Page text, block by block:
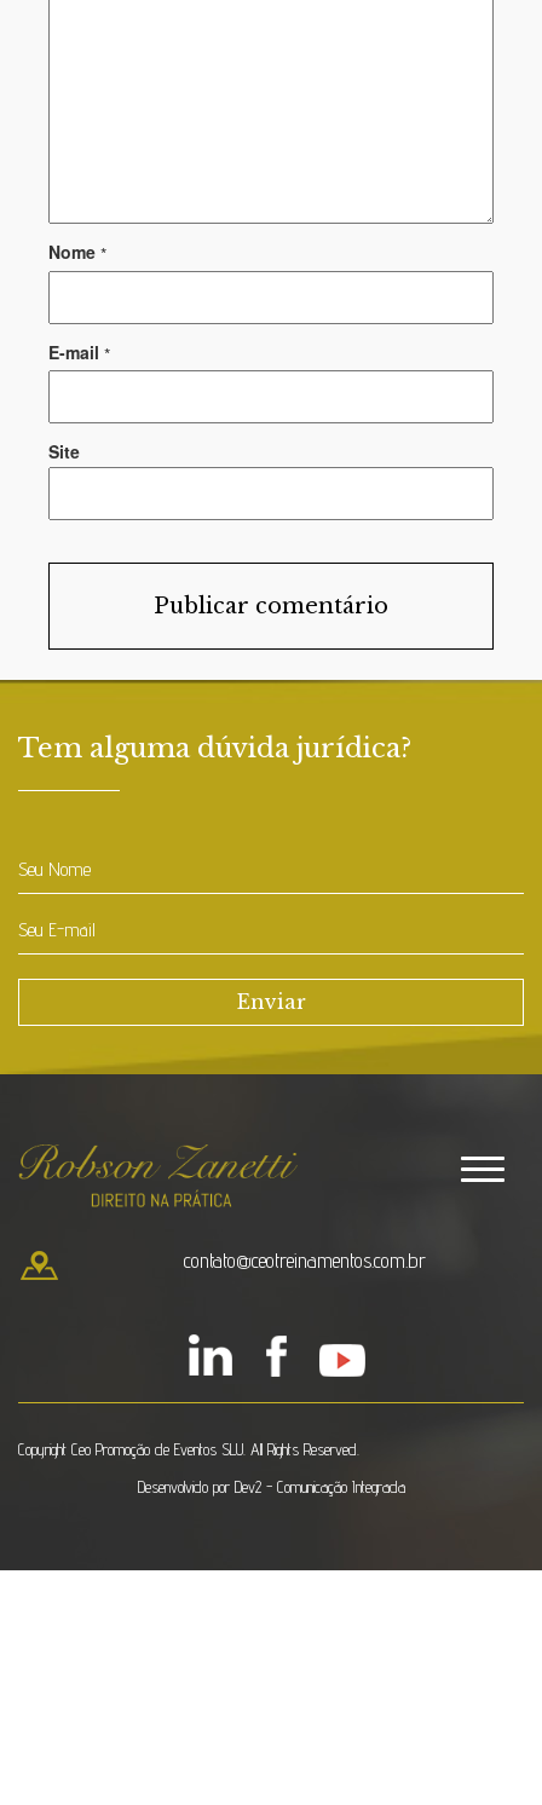
Nome *
E-mail *
Site
Tem alguma dúvida jurídica?
contato@ceotreinamentos.com.br
Copyright Ceo Promoção de Eventos SLU. All Rights Reserved.
Desenvolvido por Dev2 - Comunicação Integrada
Toggle